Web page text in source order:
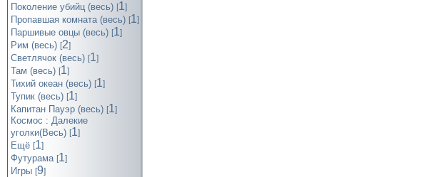
Поколение убийц (весь) [1]
Пропавшая комната (весь) [1]
Паршивые овцы (весь) [1]
Рим (весь) [2]
Светлячок (весь) [1]
Там (весь) [1]
Тихий океан (весь) [1]
Тупик (весь) [1]
Капитан Пауэр (весь) [1]
Космос : Далекие
уголки(Весь) [1]
Ещё [1]
Футурама [1]
Игры [9]